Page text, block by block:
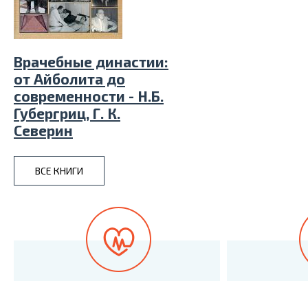
Врачебные династии:
от Айболита до
современности - Н.Б.
Губергриц, Г. К.
Северин
ВСЕ КНИГИ